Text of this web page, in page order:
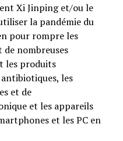
Xi Jinping et/ou le
la pandémie du
pour rompre les
de nombreuses
les produits
les
et de
et les appareils
et les PC en